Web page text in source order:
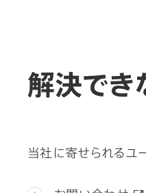
解決でき
当社に寄せられるユ